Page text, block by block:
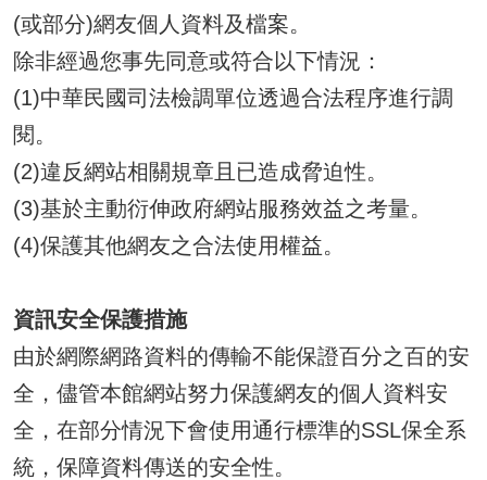
(或部分)網友個人資料及檔案。
除非經過您事先同意或符合以下情況：
(1)中華民國司法檢調單位透過合法程序進行調
閱。
(2)違反網站相關規章且已造成脅迫性。
(3)基於主動衍伸政府網站服務效益之考量。
(4)保護其他網友之合法使用權益。
資訊安全保護措施
由於網際網路資料的傳輸不能保證百分之百的安
全，儘管本館網站努力保護網友的個人資料安
全，在部分情況下會使用通行標準的SSL保全系
統，保障資料傳送的安全性。